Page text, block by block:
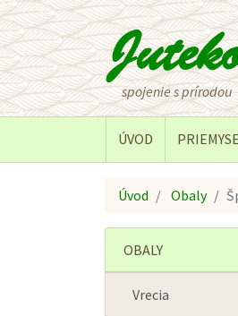
spojenie s prírodou
ÚVOD
Úvod Obaly
OBALY
Vrecia